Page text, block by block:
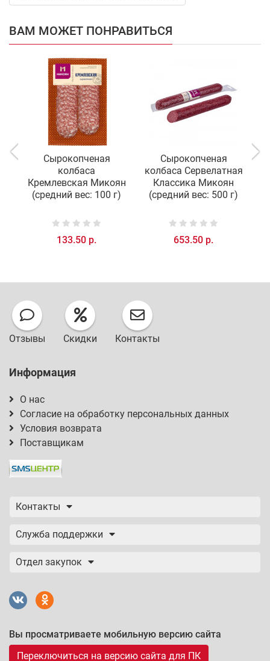
ВАМ МОЖЕТ ПОНРАВИТЬСЯ
Сырокопченая
колбаса
Кремлевская Микоян
(средний вес: 100 г)
133.50 р.
Сырокопченая
колбаса Сервелатная
Классика Микоян
(средний вес: 500 г)
653.50 р.
Отзывы Скидки Контакты
Информация
О нас
Согласие на обработку персональных данных
Условия возврата
Поставщикам
Контакты
Служба поддержки
Отдел закупок
Вы просматриваете мобильную версию сайта
Переключиться на версию сайта для ПК